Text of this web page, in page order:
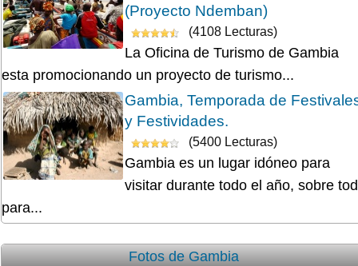
(Proyecto Ndemban)
(4108 Lecturas)
La Oficina de Turismo de Gambia
esta promocionando un proyecto de turismo...
Gambia, Temporada de
y Festividades.
(5400 Lecturas)
Gambia es un lugar idóneo para
visitar durante todo el año, sobre
para...
Fotos de Gambia